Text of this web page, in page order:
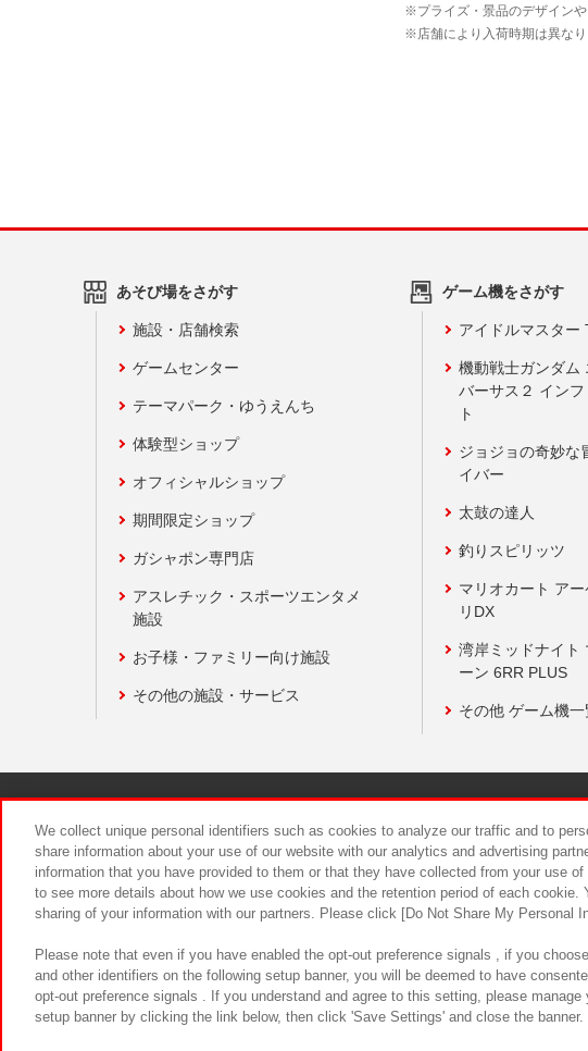
あそび場をさがす
施設・店舗検索
ゲームセンター
テーマパーク・ゆうえんち
体験型ショップ
オフィシャルショップ
期間限定ショップ
ガシャポン専門店
アスレチック・スポーツエンタメ
施設
お子様・ファミリー向け施設
その他の施設・サービス
ゲーム機をさがす
アイドルマスター
機動戦士ガンダム
バーサス２ イン
ト
ジョジョの奇妙な
イバー
太鼓の達人
釣りスピリッツ
マリオカート ア
リDX
湾岸ミッドナイト
ーン 6RR PLUS
その他 ゲーム機一
食品のご提供について
We collect unique personal identifiers such as cookies to analyze our traffic and to
share information about your use of our website with our analytics and advertising
information that you have provided to them or that they have collected from your use
to see more details about how we use cookies and the retention period of each cookie.
sharing of your information with our partners. Please click [Do Not Share My Personal
Please note that even if you have enabled the opt-out preference signals , if you
and other identifiers on the following setup banner, you will be deemed to have
opt-out preference signals . If you understand and agree to this setting, please
setup banner by clicking the link below, then click 'Save Settings' and close the banner.